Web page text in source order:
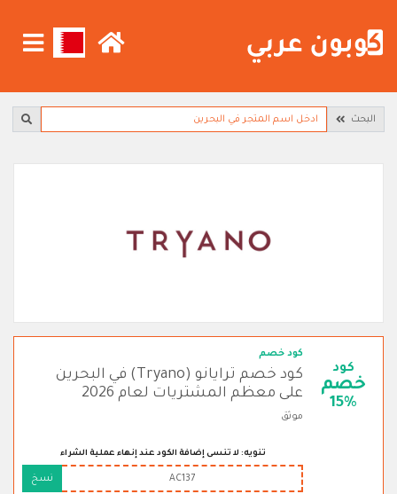
البحث
كود
خصم
15%
كود خصم
كود خصم ترايانو (Tryano) في البحرين
على معظم المشتريات لعام 2026
موثق
تنويه: لا تنسى إضافة الكود عند إنهاء عملية الشراء
AC137 نسخ